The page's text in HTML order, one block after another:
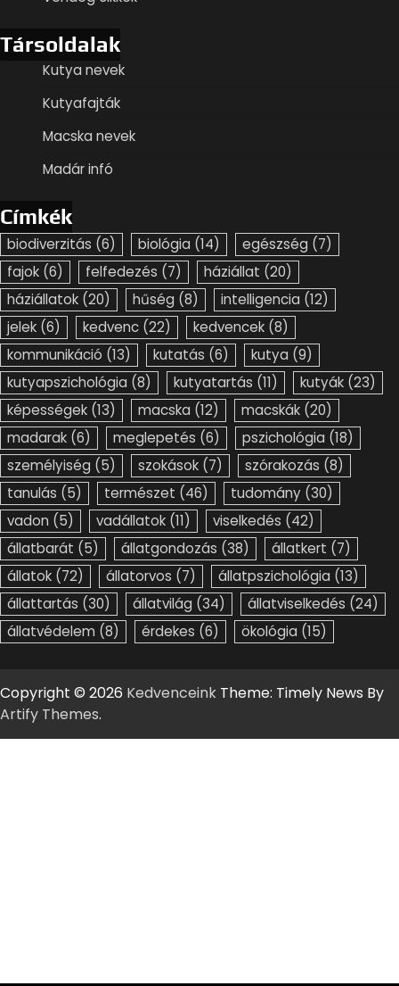
Társoldalak
Kutya nevek
Kutyafajták
Macska nevek
Madár infó
Címkék
biodiverzitás (6) biológia (14) egészség (7)
fajok (6) felfedezés (7) háziállat (20)
háziállatok (20) hűség (8) intelligencia (12)
jelek (6) kedvenc (22) kedvencek (8)
kommunikáció (13) kutatás (6) kutya (9)
kutyapszichológia (8) kutyatartás (11) kutyák (23)
képességek (13) macska (12) macskák (20)
madarak (6) meglepetés (6) pszichológia (18)
személyiség (5) szokások (7) szórakozás (8)
tanulás (5) természet (46) tudomány (30)
vadon (5) vadállatok (11) viselkedés (42)
állatbarát (5) állatgondozás (38) állatkert (7)
állatok (72) állatorvos (7) állatpszichológia (13)
állattartás (30) állatvilág (34) állatviselkedés (24)
állatvédelem (8) érdekes (6) ökológia (15)
Copyright © 2026 Kedvenceink Theme: Timely News By
Artify Themes.